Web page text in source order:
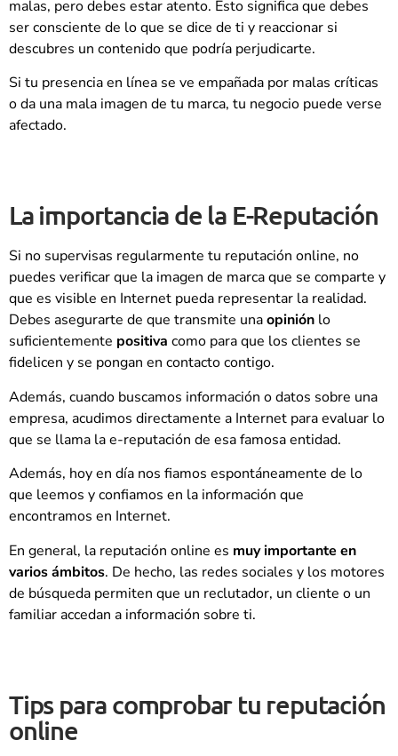
malas, pero debes estar atento. Esto significa que debes
ser consciente de lo que se dice de ti y reaccionar si
descubres un contenido que podría perjudicarte.
Si tu presencia en línea se ve empañada por malas críticas
o da una mala imagen de tu marca, tu negocio puede verse
afectado.
La importancia de la E-Reputación
Si no supervisas regularmente tu reputación online, no
puedes verificar que la imagen de marca que se comparte y
que es visible en Internet pueda representar la realidad.
Debes asegurarte de que transmite unaopinión lo
suficientemente positiva como para que los clientes se
fidelicen y se pongan en contacto contigo.
Además, cuando buscamos información o datos sobre una
empresa, acudimos directamente a Internet para evaluar lo
que se llama la e-reputación de esa famosa entidad.
Además, hoy en día nos fiamos espontáneamente de lo
que leemos y confiamos en la información que
encontramos en Internet.
En general, la reputación online es muy importante en
varios ámbitos. De hecho, las redes sociales y los motores
de búsqueda permiten que un reclutador, un cliente o un
familiar accedan a información sobre ti.
Tips para comprobar tu reputación
online